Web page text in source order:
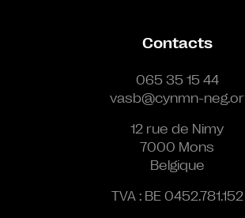
Contacts
065 35 15 44
vasb@cynmn-neg.or
12 rue de Nimy
7000 Mons
Belgique
TVA : BE 0452.781.152